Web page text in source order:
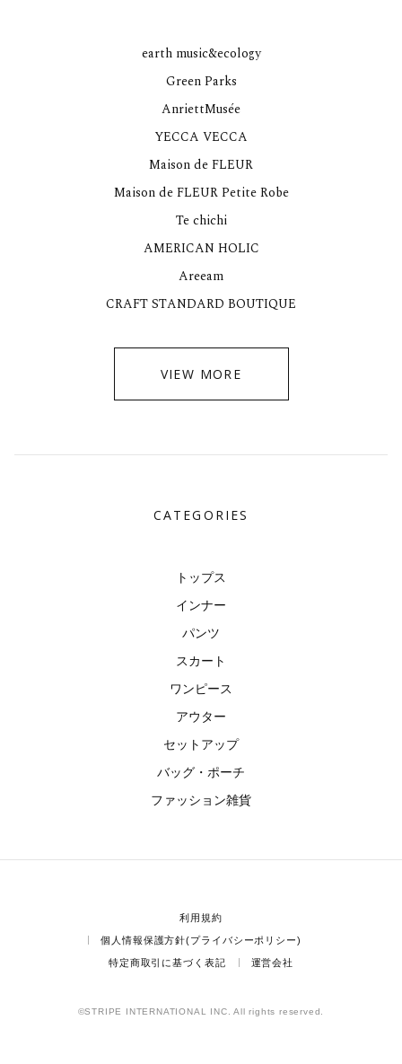
earth music&ecology
Green Parks
AnriettMusée
YECCA VECCA
Maison de FLEUR
Maison de FLEUR Petite Robe
Te chichi
AMERICAN HOLIC
Areeam
CRAFT STANDARD BOUTIQUE
VIEW MORE
CATEGORIES
トップス
インナー
パンツ
スカート
ワンピース
アウター
セットアップ
バッグ・ポーチ
ファッション雑貨
利用規約
個人情報保護方針(プライバシーポリシー)
特定商取引に基づく表記 運営会社
©STRIPE INTERNATIONAL INC. All rights reserved.